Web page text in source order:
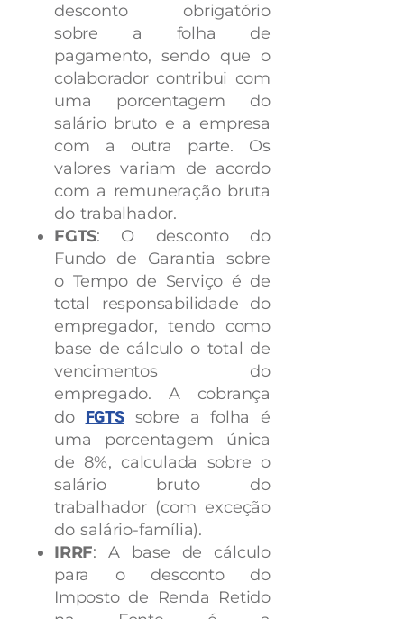
desconto obrigatório
sobre a folha de
pagamento, sendo que o
colaborador contribui com
uma porcentagem do
salário bruto e a empresa
com a outra parte. Os
valores variam de acordo
com a remuneração bruta
do trabalhador.
FGTS: O desconto do
Fundo de Garantia sobre
o Tempo de Serviço é de
total responsabilidade do
empregador, tendo como
base de cálculo o total de
vencimentos do
empregado. A cobrança
do FGTSsobre a folha é
uma porcentagem única
de 8%, calculada sobre o
salário bruto do
trabalhador (com exceção
do salário-família).
IRRF: A base de cálculo
para o desconto do
Imposto de Renda Retido